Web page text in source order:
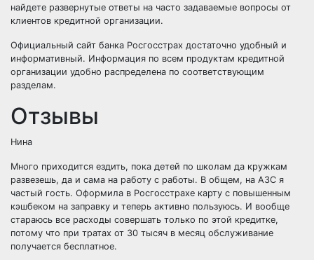
найдете развернутые ответы на часто задаваемые вопросы от
клиентов кредитной организации.
Официальный сайт банка Росгосстрах достаточно удобный и
информативный. Информация по всем продуктам кредитной
организации удобно распределена по соответствующим
разделам.
Отзывы
Нина
Много приходится ездить, пока детей по школам да кружкам
развезешь, да и сама на работу с работы. В общем, на АЗС я
частый гость. Оформила в Росгосстрахе карту с повышенным
кэшбеком на заправку и теперь активно пользуюсь. И вообще
стараюсь все расходы совершать только по этой кредитке,
потому что при тратах от 30 тысяч в месяц обслуживание
получается бесплатное.